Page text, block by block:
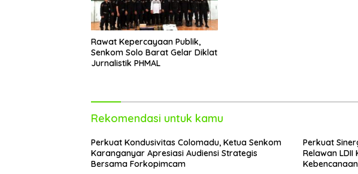
Rawat Kepercayaan Publik,
Senkom Solo Barat Gelar Diklat
Jurnalistik PHMAL
Rekomendasi untuk kamu
Perkuat Kondusivitas Colomadu, Ketua Senkom
Karanganyar Apresiasi Audiensi Strategis
Bersama Forkopimcam
Perkuat
Relawan
Kebencanaan